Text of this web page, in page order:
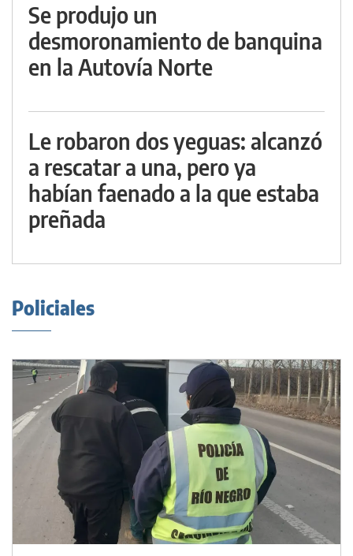
Se produjo un
desmoronamiento de banquina
en la Autovía Norte
Le robaron dos yeguas: alcanzó
a rescatar a una, pero ya
habían faenado a la que estaba
preñada
Policiales